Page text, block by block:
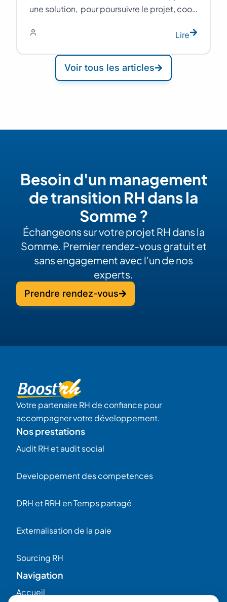
une solution, pour poursuivre le projet, coo…
Lire
Voir tous les articles
Besoin d'un management
de transition RH dans la
Somme ?
Échangeons sur votre projet RH dans la
Somme. Premier rendez-vous gratuit et
sans engagement avec l'un de nos
experts.
Prendre rendez-vous
Votre partenaire RH de confiance pour
accompagner votre développement.
Nos prestations
Audit RH et audit social
Developpement des competences
DRH et RRH en Temps partagé
Externalisation de la paie
Sourcing RH
Navigation
Accueil